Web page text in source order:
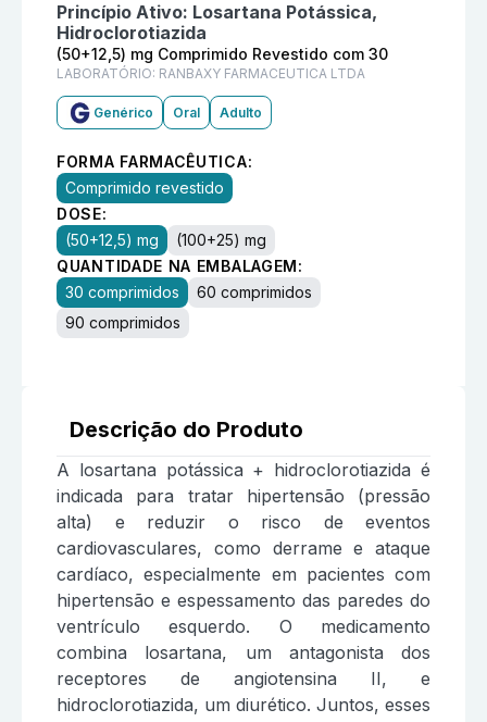
Princípio Ativo: Losartana Potássica,
Hidroclorotiazida
(50+12,5) mg Comprimido Revestido com 30
LABORATÓRIO: RANBAXY FARMACEUTICA LTDA
Genérico Oral Adulto
FORMA FARMACÊUTICA:
Comprimido revestido
DOSE:
(50+12,5) mg
(100+25) mg
QUANTIDADE NA EMBALAGEM:
30 comprimidos
60 comprimidos
90 comprimidos
Descrição do Produto
A losartana potássica + hidroclorotiazida é
indicada para tratar hipertensão (pressão
alta) e reduzir o risco de eventos
cardiovasculares, como derrame e ataque
cardíaco, especialmente em pacientes com
hipertensão e espessamento das paredes do
ventrículo esquerdo. O medicamento
combina losartana, um antagonista dos
receptores de angiotensina II, e
hidroclorotiazida, um diurético. Juntos, esses